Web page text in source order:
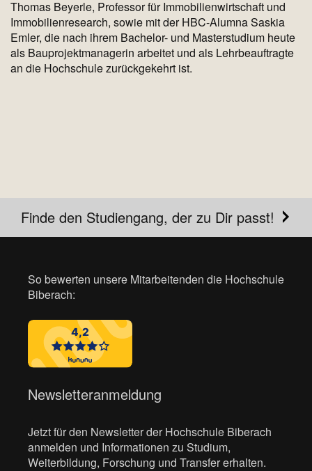
Thomas Beyerle, Professor für Immobilienwirtschaft und
Immobilienresearch, sowie mit der HBC-Alumna Saskia
Emler, die nach ihrem Bachelor- und Masterstudium heute
als Bauprojektmanagerin arbeitet und als Lehrbeauftragte
an die Hochschule zurückgekehrt ist.
Finde den Studiengang, der zu Dir passt!
So bewerten unsere Mitarbeitenden die Hochschule
Biberach:
Newsletteranmeldung
Jetzt für den Newsletter der Hochschule Biberach
anmelden und Informationen zu Studium,
Weiterbildung, Forschung und Transfer erhalten.